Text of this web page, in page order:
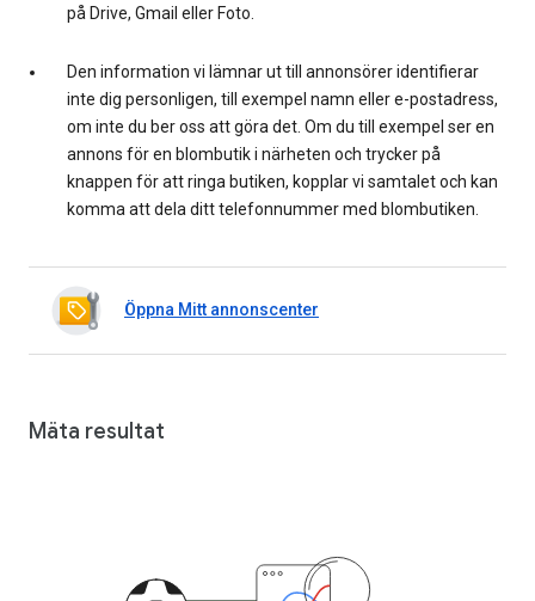
på Drive, Gmail eller Foto.
Den information vi lämnar ut till annonsörer identifierar
inte dig personligen, till exempel namn eller e-postadress,
om inte du ber oss att göra det. Om du till exempel ser en
annons för en blombutik i närheten och trycker på
knappen för att ringa butiken, kopplar vi samtalet och kan
komma att dela ditt telefonnummer med blombutiken.
Öppna Mitt annonscenter
Mäta resultat